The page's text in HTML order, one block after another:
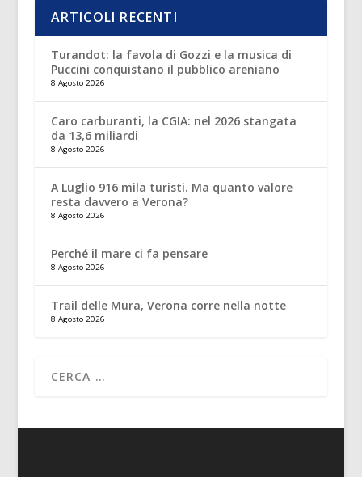
ARTICOLI RECENTI
Turandot: la favola di Gozzi e la musica di
Puccini conquistano il pubblico areniano
8 Agosto 2026
Caro carburanti, la CGIA: nel 2026 stangata
da 13,6 miliardi
8 Agosto 2026
A Luglio 916 mila turisti. Ma quanto valore
resta davvero a Verona?
8 Agosto 2026
Perché il mare ci fa pensare
8 Agosto 2026
Trail delle Mura, Verona corre nella notte
8 Agosto 2026